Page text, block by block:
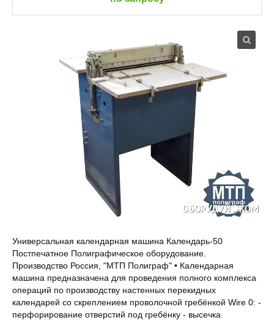
Универсальная календарная машина Календарь-50
Постпечатное Полиграфическое оборудование.
Производство Россия, "МТП Полиграф" • Календарная
машина предназначена для проведения полного комплекса
операций по производству настенных перекидных
календарей со скреплением проволочной гребёнкой Wire 0: -
перфорирование отверстий под гребёнку - высечка